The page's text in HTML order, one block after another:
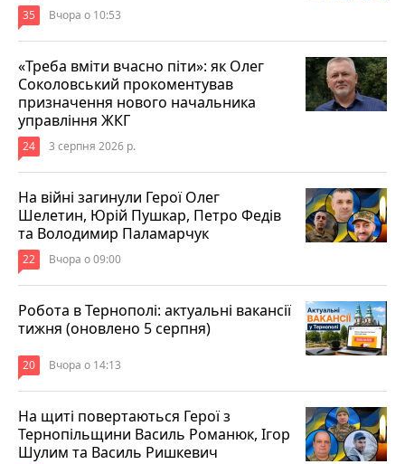
35 Вчора о 10:53
«Треба вміти вчасно піти»: як Олег
Соколовський прокоментував
призначення нового начальника
управління ЖКГ
24 3 серпня 2026 р.
На війні загинули Герої Олег
Шелетин, Юрій Пушкар, Петро Федів
та Володимир Паламарчук
22 Вчора о 09:00
Робота в Тернополі: актуальні вакансії
тижня (оновлено 5 серпня)
20 Вчора о 14:13
На щиті повертаються Герої з
Тернопільщини Василь Романюк, Ігор
Шулим та Василь Ришкевич